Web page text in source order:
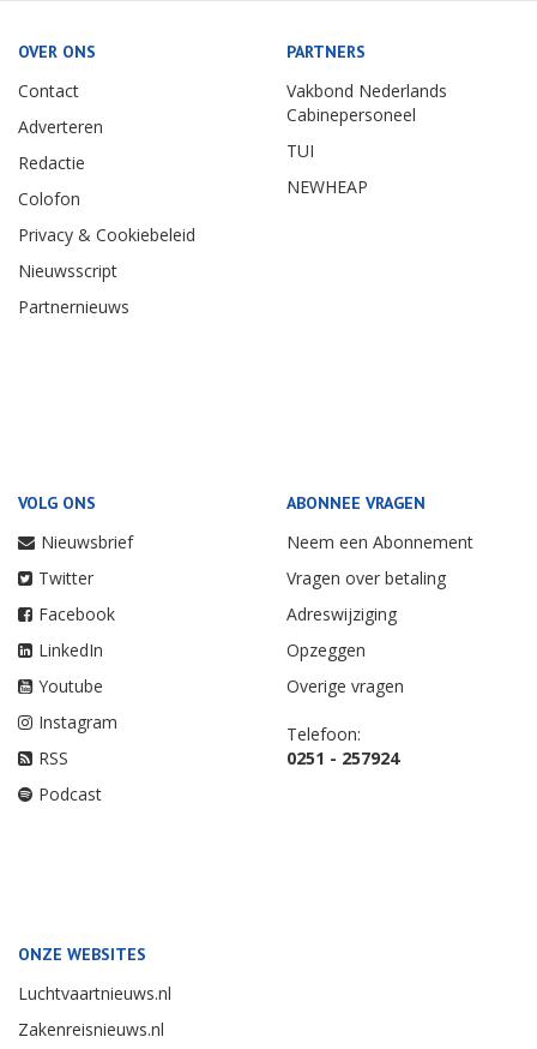
OVER ONS
Contact
Adverteren
Redactie
Colofon
Privacy & Cookiebeleid
Nieuwsscript
Partnernieuws
PARTNERS
Vakbond Nederlands
Cabinepersoneel
TUI
NEWHEAP
VOLG ONS
Nieuwsbrief
Twitter
Facebook
LinkedIn
Youtube
Instagram
RSS
Podcast
ABONNEE VRAGEN
Neem een Abonnement
Vragen over betaling
Adreswijziging
Opzeggen
Overige vragen
Telefoon:
0251 - 257924
ONZE WEBSITES
Luchtvaartnieuws.nl
Zakenreisnieuws.nl